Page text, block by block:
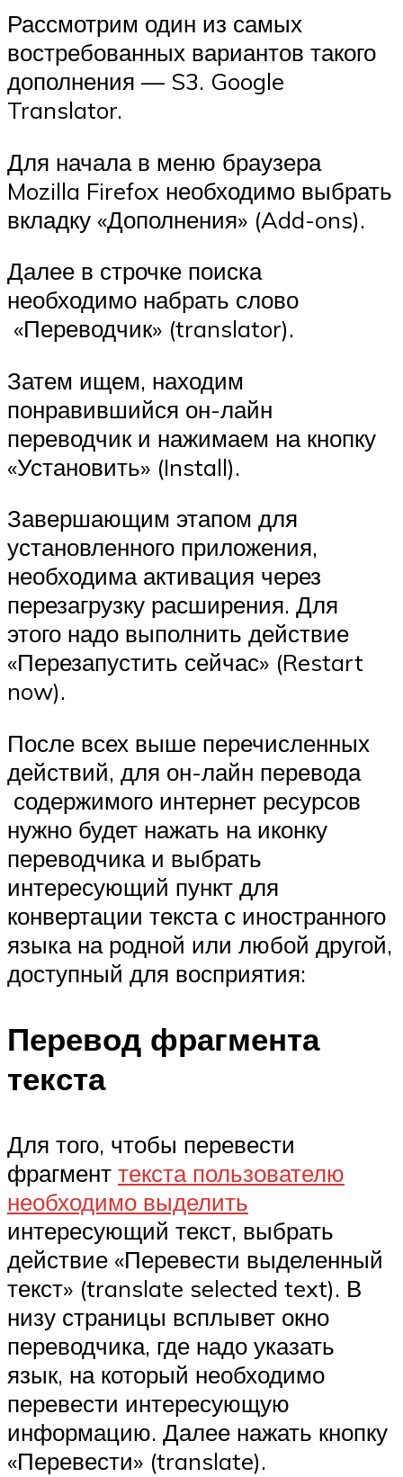
Рассмотрим один из самых
востребованных вариантов такого
дополнения — S3. Google
Translator.
Для начала в меню браузера
Mozilla Firefox необходимо выбрать
вкладку «Дополнения» (Add-ons).
Далее в строчке поиска
необходимо набрать слово
«Переводчик» (translator).
Затем ищем, находим
понравившийся он-лайн
переводчик и нажимаем на кнопку
«Установить» (Install).
Завершающим этапом для
установленного приложения,
необходима активация через
перезагрузку расширения. Для
этого надо выполнить действие
«Перезапустить сейчас» (Restart
now).
После всех выше перечисленных
действий, для он-лайн перевода
содержимого интернет ресурсов
нужно будет нажать на иконку
переводчика и выбрать
интересующий пункт для
конвертации текста с иностранного
языка на родной или любой другой,
доступный для восприятия:
Перевод фрагмента
текста
Для того, чтобы перевести
фрагмент текста пользователю
необходимо выделить
интересующий текст, выбрать
действие «Перевести выделенный
текст» (translate selected text). В
низу страницы всплывет окно
переводчика, где надо указать
язык, на который необходимо
перевести интересующую
информацию. Далее нажать кнопку
«Перевести» (translate).